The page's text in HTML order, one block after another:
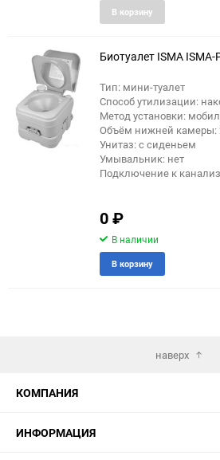
В корзину
Биотуалет ISMA ISMA-
Тип: мини-туалет
Способ утилизации:
Метод установки:
Объём нижней камеры:
Унитаз: с сиденьем
Умывальник: нет
Подключение к
0₽
В наличии
В корзину
наверх
КОМПАНИЯ
ИНФОРМАЦИЯ